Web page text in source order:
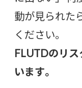
動が見られた
ください。
FLUTDのリ
います。